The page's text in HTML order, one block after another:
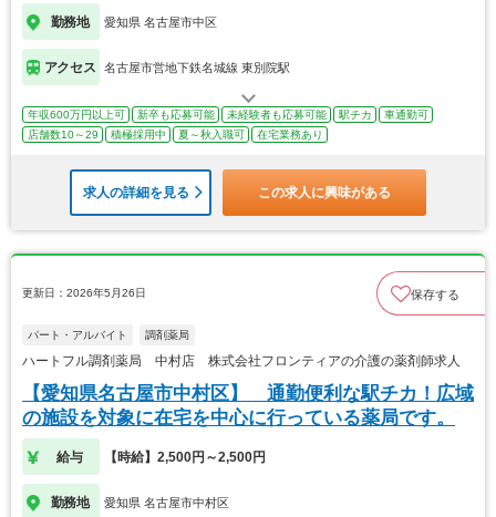
勤務地 愛知県 名古屋市中区
アクセス 名古屋市営地下鉄名城線 東別院駅
年収600万円以上可 新卒も応募可能 未経験者も応募可能 駅チカ
車通勤可
店舗数10～29
積極採用中 夏～秋入職可 在宅業務あり
求人の詳細を見る この求人に興味がある
更新日：2026年5月26日 保存する
パート・アルバイト 調剤薬局
ハートフル調剤薬局 中村店 株式会社フロンティアの介護の薬剤師求人
【愛知県名古屋市中村区】 通勤便利な駅チカ！広域
の施設を対象に在宅を中心に行っている薬局です。
給与 【時給】2,500円～2,500円
勤務地 愛知県 名古屋市中村区